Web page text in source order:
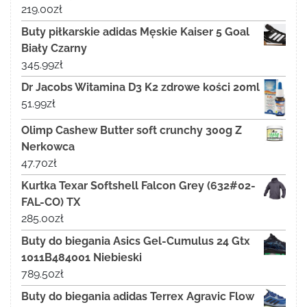
219.00zł
Buty piłkarskie adidas Męskie Kaiser 5 Goal
Biały Czarny
345.99zł
Dr Jacobs Witamina D3 K2 zdrowe kości 20ml
51.99zł
Olimp Cashew Butter soft crunchy 300g Z
Nerkowca
47.70zł
Kurtka Texar Softshell Falcon Grey (632#02-
FAL-CO) TX
285.00zł
Buty do biegania Asics Gel-Cumulus 24 Gtx
1011B484001 Niebieski
789.50zł
Buty do biegania adidas Terrex Agravic Flow